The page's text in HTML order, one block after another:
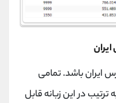
ایران باشد. تمامی
در این زبانه قابل